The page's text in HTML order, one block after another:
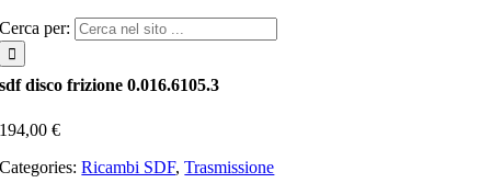
Cerca per:
sdf disco frizione 0.016.6105.3
194,00€
Categories:Ricambi SDF,Trasmissione